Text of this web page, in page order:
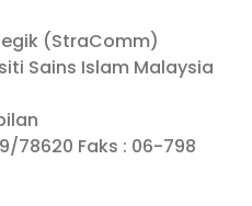
(StraComm)
Sains Islam Malaysia
78620 Faks : 06-798